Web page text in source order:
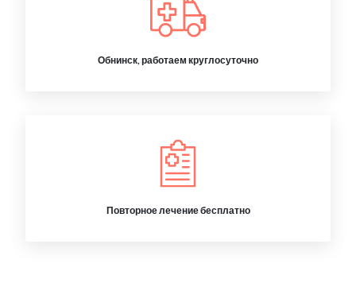
Обнинск, работаем круглосуточно
Повторное лечение бесплатно